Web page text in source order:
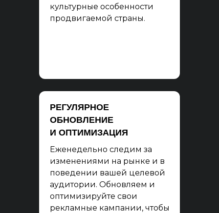
культурные особенности
продвигаемой страны.
РЕГУЛЯРНОЕ
ОБНОВЛЕНИЕ
И ОПТИМИЗАЦИЯ
Еженедельно следим за
изменениями на рынке и в
поведении вашей целевой
аудитории. Обновляем и
оптимизируйте свои
рекламные кампании, чтобы